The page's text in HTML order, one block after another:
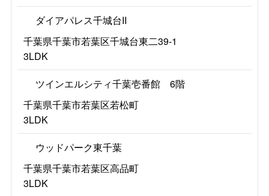
ダイアパレス千城台II
千葉県千葉市若葉区千城台東二39-1
3LDK
ツインエルシティ千葉壱番館 6階
千葉県千葉市若葉区若松町
3LDK
ウッドパーク東千葉
千葉県千葉市若葉区高品町
3LDK